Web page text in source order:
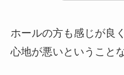
ホールの方も感じが良
心地が悪いということ